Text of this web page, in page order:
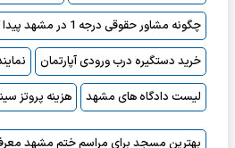
چگونه مشاور حقوقی درجه 1 در مشهد پیدا کنیم؟
خرید دستگیره درب ورودی آپارتمان
لیست دادگاه های مشهد
هزینه پروتز
بهترین مسجد برای مراسم ختم مشهد